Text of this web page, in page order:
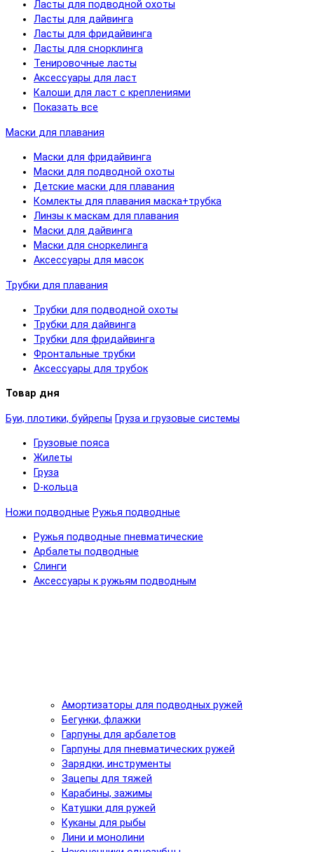
Ласты для подводной охоты
Ласты для дайвинга
Ласты для фридайвинга
Ласты для снорклинга
Тенировочные ласты
Аксессуары для ласт
Калоши для ласт с креплениями
Показать все
Маски для плавания
Маски для фридайвинга
Маски для подводной охоты
Детские маски для плавания
Комлекты для плавания маска+трубка
Линзы к маскам для плавания
Маски для дайвинга
Маски для сноркелинга
Аксессуары для масок
Трубки для плавания
Трубки для подводной охоты
Трубки для дайвинга
Трубки для фридайвинга
Фронтальные трубки
Аксессуары для трубок
Товар дня
Буи, плотики, буйрепы Груза и грузовые системы
Грузовые пояса
Жилеты
Груза
D-кольца
Ножи подводные Ружья подводные
Ружья подводные пневматические
Арбалеты подводные
Слинги
Аксессуары к ружьям подводным
Амортизаторы для подводных ружей
Бегунки, флажки
Гарпуны для арбалетов
Гарпуны для пневматических ружей
Зарядки, инструменты
Зацепы для тяжей
Карабины, зажимы
Катушки для ружей
Куканы для рыбы
Лини и монолини